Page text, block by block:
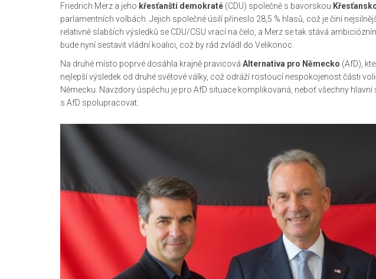
Friedrich Merz a jeho křesťanští demokraté (CDU) společně s bavorskou
parlamentních volbách. Jejich společné úsilí přineslo 28,5 % hlasů, což je činí
relativně slabších výsledků se CDU/CSU vrací na čelo, a Merz se tak stává
bude nyní sestavit vládní koalici, což by rád zvládl do Velikonoc.
Na druhé místo poprvé dosáhla krajně pravicová Alternativa pro Německo (AfD),
nejlepší výsledek od druhé světové války, což odráží rostoucí nespokojenost části
Německu. Navzdory úspěchu je pro AfD situace komplikovaná, neboť všechny
s AfD spolupracovat.